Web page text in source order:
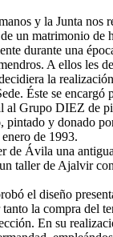
y la Junta nos
un matrimonio de
durante una
A ellos les
la
Éste se encargó
al Grupo DIEZ de
pintado y donado
de 1993.
de Ávila una
taller de Ajalvir
el diseño
la compra del
En su